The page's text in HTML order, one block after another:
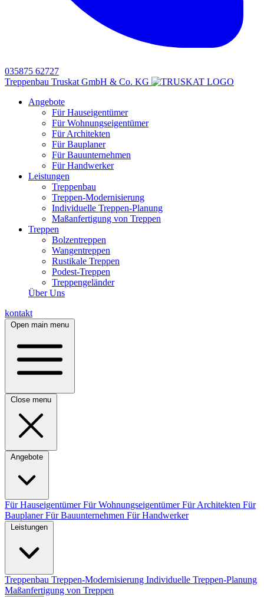
035875 62727
Treppenbau Truskat GmbH & Co. KG
Angebote
Für Hauseigentümer
Für Wohnungseigentümer
Für Architekten
Für Bauplaner
Für Bauunternehmen
Für Handwerker
Leistungen
Treppenbau
Treppen-Modernisierung
Individuelle Treppen-Planung
Maßanfertigung von Treppen
Treppen
Bolzentreppen
Wangentreppen
Rustikale Treppen
Podest-Treppen
Treppengeländer
Über Uns
kontakt
Open main menu
Close menu
Angebote
Für HauseigentümerFür WohnungseigentümerFür Architekten Für
BauplanerFür Bauunternehmen Für Handwerker
Leistungen
Treppenbau Treppen-Modernisierung Individuelle Treppen-Planung
Maßanfertigung von Treppen